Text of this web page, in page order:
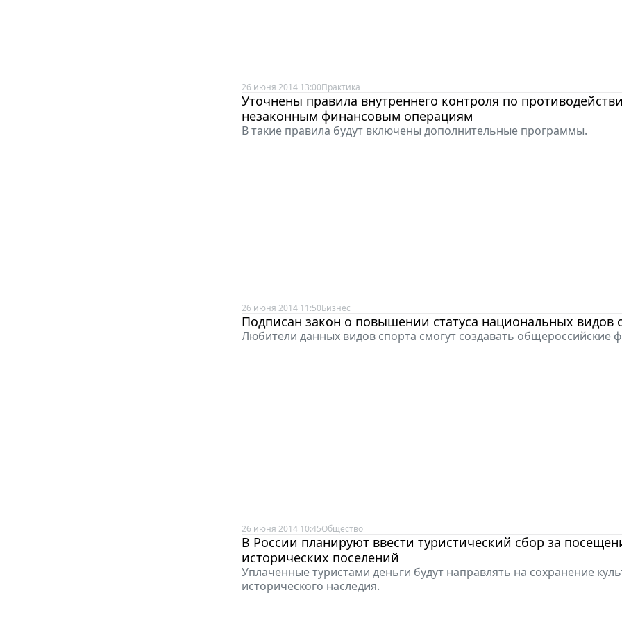
26 июня 2014 13:00Практика
Уточнены правила внутреннего контроля по
незаконным финансовым операциям
В такие правила будут включены дополнительные программы.
26 июня 2014 11:50Бизнес
Подписан закон о повышении статуса национальных видов
Любители данных видов спорта смогут создавать общероссийские
26 июня 2014 10:45Общество
В России планируют ввести туристический сбор за
исторических поселений
Уплаченные туристами деньги будут направлять на сохранение
исторического наследия.